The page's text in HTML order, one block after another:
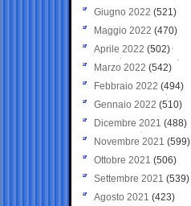
Giugno 2022 (521)
Maggio 2022 (470)
Aprile 2022 (502)
Marzo 2022 (542)
Febbraio 2022 (494)
Gennaio 2022 (510)
Dicembre 2021 (488)
Novembre 2021 (599)
Ottobre 2021 (506)
Settembre 2021 (539)
Agosto 2021 (423)